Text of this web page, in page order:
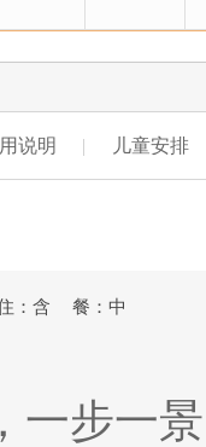
说明 儿童安排
：含 餐：中
步一